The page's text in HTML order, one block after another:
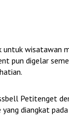
untuk wisatawan
pun digelar
Petitenget
diangkat